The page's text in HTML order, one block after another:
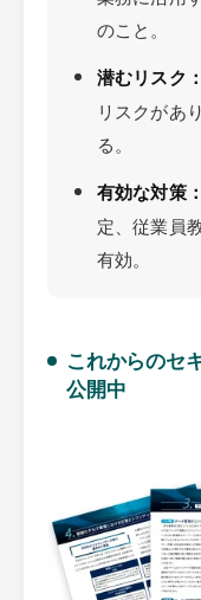
のこと。
潜むリスク：
リスクがあ
る。
有効な対策：
定、従業員
有効。
これからのセ
公開中